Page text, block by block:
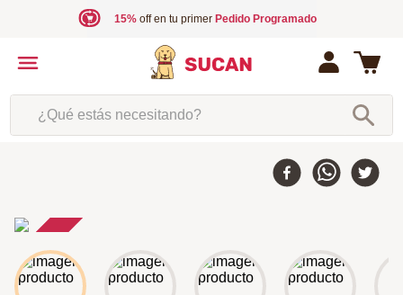
15%off en tu primer Pedido Programado
¿Qué estás necesitando?
-25 %